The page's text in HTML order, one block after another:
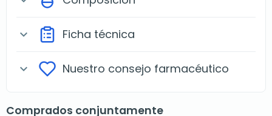
expand_more Ficha técnica
expand_more Nuestro consejo farmacéutico
Comprados conjuntamente